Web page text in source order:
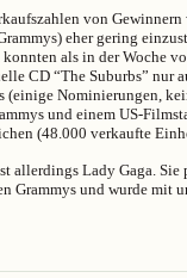
von Gewinnern
eher gering
als in der Woche
CD “The Suburbs” nur
(einige Nominierungen,
und einem US-
(48.000 verkaufte
allerdings Lady Gaga. Sie
Grammys und wurde mit